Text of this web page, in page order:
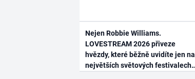
Nejen Robbie Williams.
LOVESTREAM 2026 přiveze
hvězdy, které běžně uvidíte jen na
největších světových festivalech